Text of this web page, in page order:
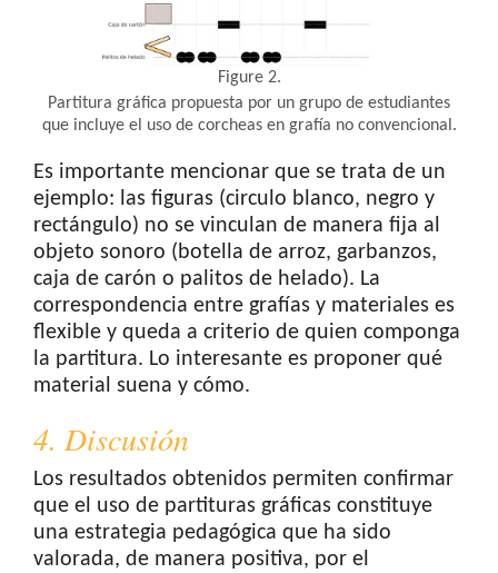
Figure 2.
Partitura gráfica propuesta por un grupo de estudiantes
que incluye el uso de corcheas en grafía no convencional.
Es importante mencionar que se trata de un
ejemplo: las figuras (circulo blanco, negro y
rectángulo) no se vinculan de manera fija al
objeto sonoro (botella de arroz, garbanzos,
caja de carón o palitos de helado). La
correspondencia entre grafías y materiales es
flexible y queda a criterio de quien componga
la partitura. Lo interesante es proponer qué
material suena y cómo.
4. Discusión
Los resultados obtenidos permiten confirmar
que el uso de partituras gráficas constituye
una estrategia pedagógica que ha sido
valorada, de manera positiva, por el